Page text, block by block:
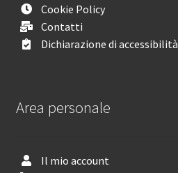
Cookie Policy
Contatti
Dichiarazione di accessibilità
Area personale
Il mio account